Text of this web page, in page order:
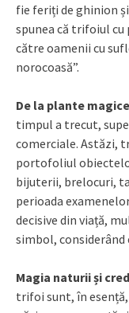
fie feriți de ghinion
spunea că trifoiul cu
către oamenii cu
norocoasă”.
De la plante
timpul a trecut,
comerciale. Astăzi,
portofoliul
bijuterii, brelocuri,
perioada
decisive din viață,
simbol, considerând
Magia naturii și
trifoi sunt, în